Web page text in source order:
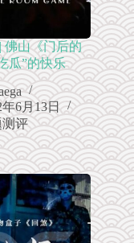
佛山《门后的
瓜”的快乐
年6月13日
评